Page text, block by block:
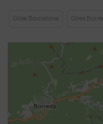
Gites Barcelone Gites